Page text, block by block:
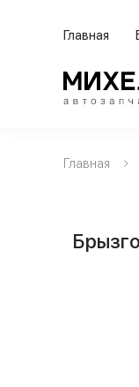
Главная
Категории
Главная